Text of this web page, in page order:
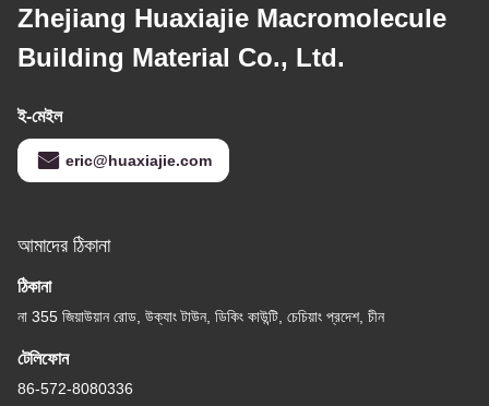
Zhejiang Huaxiajie Macromolecule
Building Material Co., Ltd.
ই-মেইল
eric@huaxiajie.com
আমাদের ঠিকানা
ঠিকানা
না 355 জিয়াউয়ান রোড, উক্যাং টাউন, ডিকিং কাউন্টি, চেচিয়াং প্রদেশ, চীন
টেলিফোন
86-572-8080336